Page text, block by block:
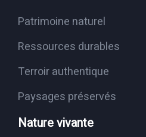
Patrimoine naturel
Ressources durables
Terroir authentique
Paysages préservés
Nature vivante